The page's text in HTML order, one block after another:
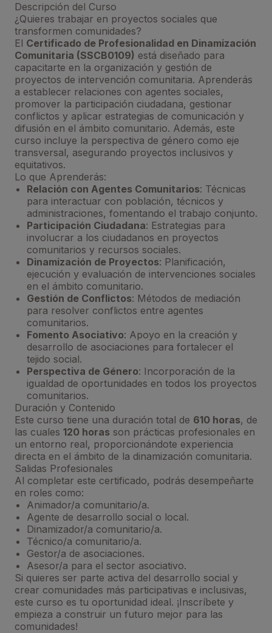
Descripción del Curso
¿Quieres trabajar en proyectos sociales que
transformen comunidades?
El Certificado de Profesionalidad en Dinamización
Comunitaria (SSCB0109) está diseñado para
capacitarte en la organización y gestión de
proyectos de intervención comunitaria. Aprenderás
a establecer relaciones con agentes sociales,
promover la participación ciudadana, gestionar
conflictos y aplicar estrategias de comunicación y
difusión en el ámbito comunitario. Además, este
curso incluye la perspectiva de género como eje
transversal, asegurando proyectos inclusivos y
equitativos.
Lo que Aprenderás:
Relación con Agentes Comunitarios: Técnicas
para interactuar con población, técnicos y
administraciones, fomentando el trabajo conjunto.
Participación Ciudadana: Estrategias para
involucrar a los ciudadanos en proyectos
comunitarios y recursos sociales.
Dinamización de Proyectos: Planificación,
ejecución y evaluación de intervenciones sociales
en el ámbito comunitario.
Gestión de Conflictos: Métodos de mediación
para resolver conflictos entre agentes
comunitarios.
Fomento Asociativo: Apoyo en la creación y
desarrollo de asociaciones para fortalecer el
tejido social.
Perspectiva de Género: Incorporación de la
igualdad de oportunidades en todos los proyectos
comunitarios.
Duración y Contenido
Este curso tiene una duración total de 610 horas, de
las cuales 120 horas son prácticas profesionales en
un entorno real, proporcionándote experiencia
directa en el ámbito de la dinamización comunitaria.
Salidas Profesionales
Al completar este certificado, podrás desempeñarte
en roles como:
Animador/a comunitario/a.
Agente de desarrollo social o local.
Dinamizador/a comunitario/a.
Técnico/a comunitario/a.
Gestor/a de asociaciones.
Asesor/a para el sector asociativo.
Si quieres ser parte activa del desarrollo social y
crear comunidades más participativas e inclusivas,
este curso es tu oportunidad ideal. ¡Inscríbete y
empieza a construir un futuro mejor para las
comunidades!